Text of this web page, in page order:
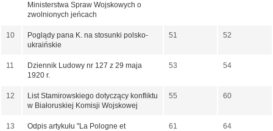
Ministerstwa Spraw Wojskowych o
zwolnionych jeńcach
10
Poglądy pana K. na stosunki polsko-
ukraińskie
51 52
11
Dziennik Ludowy nr 127 z 29 maja
1920 r.
53 54
12
List Stamirowskiego dotyczący konfliktu
w Białoruskiej Komisji Wojskowej
55 60
13
Odpis artykułu "La Pologne et
61 64